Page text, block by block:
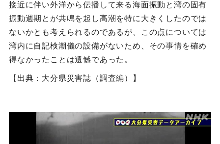
接近に伴い外洋から伝播して来る海面振動と湾の固有
振動週期とが共鳴を起し高潮を特に大きくしたのでは
ないかとも考えられるのであるが、この点については
湾内に自記検潮儀の設備がないため、その事情を確め
得なかったことは遺憾であった。
【出典：大分県災害誌（調査編）】